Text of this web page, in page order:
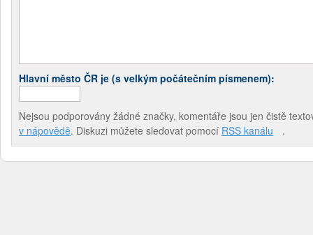
Hlavní město ČR je (s velkým počátečním písmenem):
Nejsou podporovány žádné značky, komentáře jsou jen čistě
v nápovědě. Diskuzi můžete sledovat pomocí RSS kanálu .